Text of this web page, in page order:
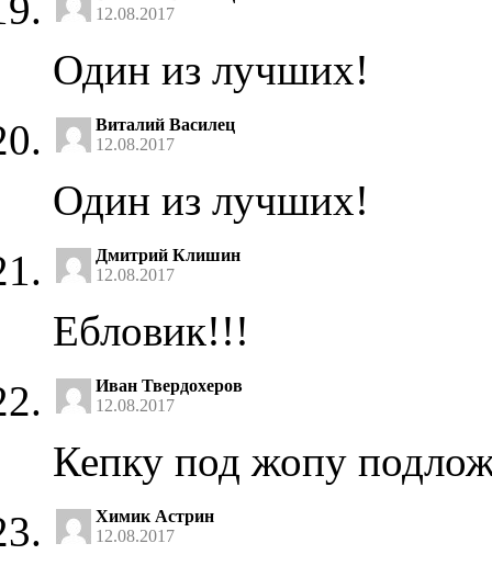
12.08.2017
Один из лучших!
Виталий Василец
12.08.2017
Один из лучших!
Дмитрий Клишин
12.08.2017
Ебловик!!!
Иван Твердохеров
12.08.2017
Кепку под жопу
Химик Астрин
12.08.2017